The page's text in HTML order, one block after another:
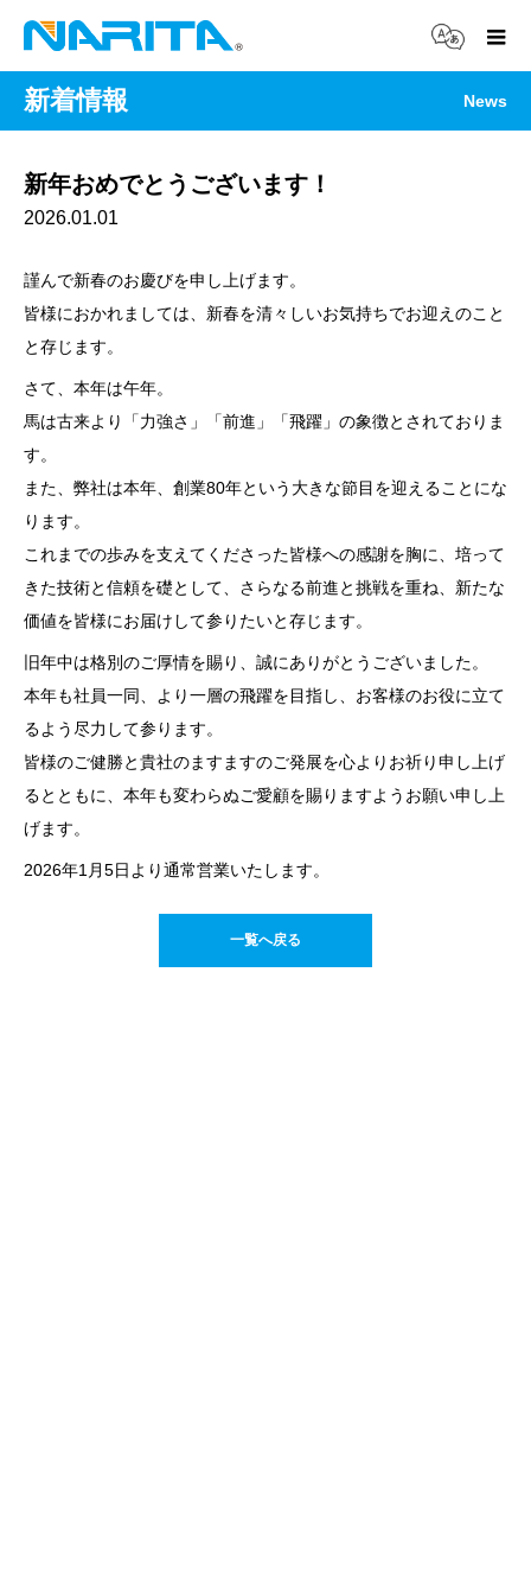
新着情報 News
新年おめでとうございます！
2026.01.01
謹んで新春のお慶びを申し上げます。
皆様におかれましては、新春を清々しいお気持ちでお迎えのこと
と存じます。
さて、本年は午年。
馬は古来より「力強さ」「前進」「飛躍」の象徴とされておりま
す。
また、弊社は本年、創業80年という大きな節目を迎えることにな
ります。
これまでの歩みを支えてくださった皆様への感謝を胸に、培って
きた技術と信頼を礎として、さらなる前進と挑戦を重ね、新たな
価値を皆様にお届けして参りたいと存じます。
旧年中は格別のご厚情を賜り、誠にありがとうございました。
本年も社員一同、より一層の飛躍を目指し、お客様のお役に立て
るよう尽力して参ります。
皆様のご健勝と貴社のますますのご発展を心よりお祈り申し上げ
るとともに、本年も変わらぬご愛顧を賜りますようお願い申し上
げます。
2026年1月5日より通常営業いたします。
一覧へ戻る